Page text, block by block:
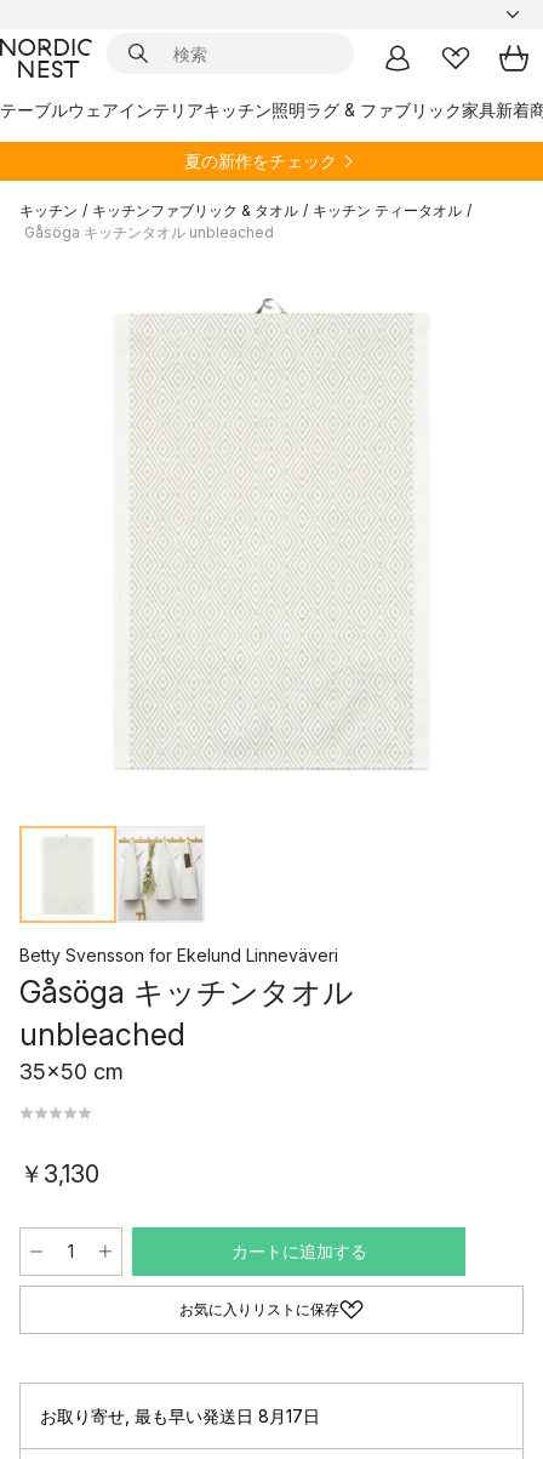
テーブルウェアインテリアキッチン照明ラグ & ファブリック家具新着
夏の新作をチェック
キッチン / キッチンファブリック & タオル / キッチン ティータオル /
Gåsöga キッチンタオル unbleached
Betty Svensson for Ekelund Linneväveri
Gåsöga キッチンタオル
unbleached
35x50 cm
￥3,130
カートに追加する
お気に入りリストに保存
お取り寄せ 最も早い発送日 8月17日